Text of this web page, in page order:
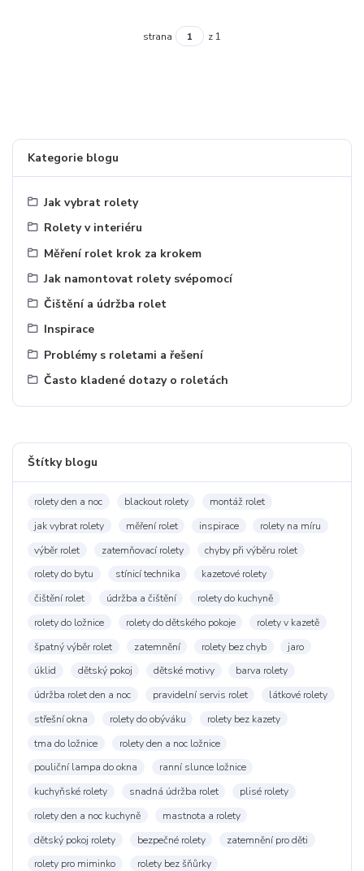
Kategorie blogu
Jak vybrat rolety
Rolety v interiéru
Měření rolet krok za krokem
Jak namontovat rolety svépomocí
Čištění a údržba rolet
Inspirace
Problémy s roletami a řešení
Často kladené dotazy o roletách
Štítky blogu
rolety den a noc blackout rolety
montáž rolet
jak vybrat rolety
měření rolet inspirace
rolety na míru
výběr rolet
zatemňovací rolety
chyby při výběru rolet
rolety do bytu
stínicí technika
kazetové rolety
čištění rolet
údržba a čištění
rolety do kuchyně
rolety do ložnice
rolety do dětského pokoje
rolety v kazetě
špatný výběr rolet
zatemnění rolety bez chyb
jaro
úklid
dětský pokoj dětské motivy
barva rolety
údržba rolet den a noc
pravidelní servis rolet
látkové rolety
střešní okna
rolety do obýváku
rolety bez kazety
tma do ložnice
rolety den a noc ložnice
pouliční lampa do okna
ranní slunce ložnice
kuchyňské rolety
snadná údržba rolet
plisé rolety
rolety den a noc kuchyně
mastnota a rolety
dětský pokoj rolety
bezpečné rolety
zatemnění pro děti
rolety pro miminko
rolety bez šňůrky
strana z 1